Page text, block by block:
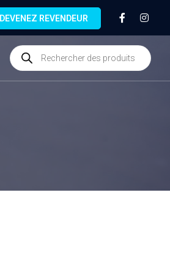
DEVENEZ REVENDEUR